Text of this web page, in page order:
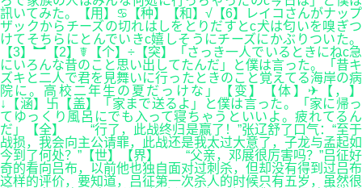
訊いてみた。【用】♋【种】【和】√【6】レイコさんがナップ
ザックからチーズの切れはしをとりだすとc犬は匂いを嗅ぎつ
けてそちらにとんでいきc嬉しそうにチーズにかぶりついた。
【3】︼【2】☤【个】÷【突】「さっき一人でいるときにねc急
にいろんな昔のこと思い出してたんだ」と僕は言った。「昔キ
ズキと二人で君を見舞いに行ったときのこと覚えてる海岸の病
院に。高校二年生の夏だっけな」【变】【体】✈【，】
↓【涵】卐【盖】「家まで送るよ」と僕は言った。「家に帰っ
てゆっくり風呂にでも入って寝ちゃうといいよ。疲れてるん
だ」【全】 “行了，此战终归是赢了！”张辽舒了口气：“至于
战损，我会向主公请罪，此战还是我太过大意了，子龙与孟起如
今到了何处？”【世】【界】 “父亲，邓展很厉害吗？”吕征好
奇的看向吕布，以前他也独自面对过刺杀，但却没有得到过吕布
这样的评价，要知道，吕征第一次杀人的时候只有五岁，虽然很